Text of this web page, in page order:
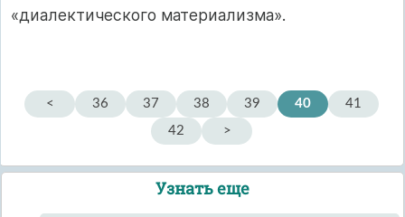
«диалектического материализма».
< 36 37 38 39 40
41
42
>
Узнать еще